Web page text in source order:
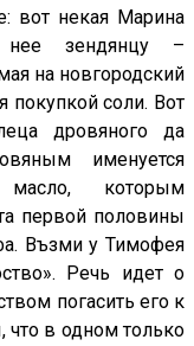
вот некая Марина
нее зендянцу –
на новгородский
покупкой соли. Вот
дровяного да
именуется
масло, которым
первой половины
Възми у Тимофея
Речь идет о
погасить его к
в одном только